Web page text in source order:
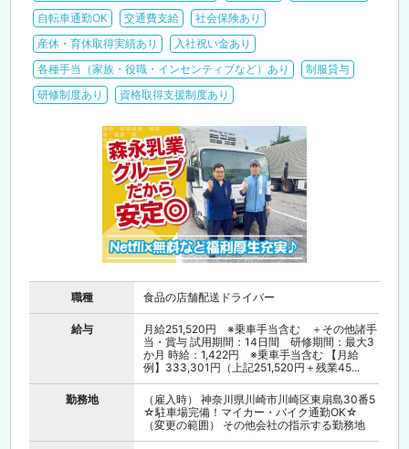
自転車通勤OK
交通費支給
社会保険あり
産休・育休取得実績あり
入社祝い金あり
各種手当（家族・役職・インセンティブなど）あり
制服貸与
研修制度あり
資格取得支援制度あり
職種 食品の店舗配送ドライバー
給与
月給251,520円 ※乗車手当含む ＋その他諸手
当・賞与 試用期間：14日間 研修期間：最大3
か月 時給：1,422円 ※乗車手当含む 【月給
例】333,301円（上記251,520円＋残業45...
勤務地
（雇入時） 神奈川県川崎市川崎区東扇島30番5
☆駐車場完備！マイカー・バイク通勤OK☆
（変更の範囲） その他会社の指示する勤務地